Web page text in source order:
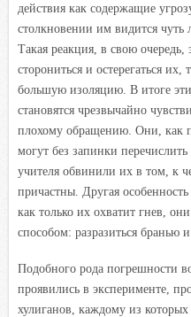
действия как содержащие
столкновении им видится чуть
Такая реакция, в свою очередь,
сторониться и остерегаться
большую изоляцию. В итоге
становятся чрезвычайно
плохому обращению. Они, как
могут без запинки
учителя обвинили их в том, к
причастны. Другая
как только их охватит гнев,
способом: разразиться бранью
Подобного рода погрешности
проявились в эксперименте,
хулиганов, каждому из